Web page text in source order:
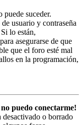
puede suceder.
usuario y contraseña
lo están,
asegurarse de que
que el foro esté mal
en la programación,
puedo conectarme!
o borrado